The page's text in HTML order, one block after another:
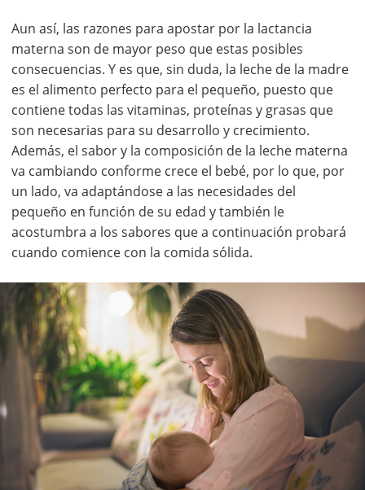
Aun así, las razones para apostar por la lactancia
materna son de mayor peso que estas posibles
consecuencias. Y es que, sin duda, la leche de la madre
es el alimento perfecto para el pequeño, puesto que
contiene todas las vitaminas, proteínas y grasas que
son necesarias para su desarrollo y crecimiento.
Además, el sabor y la composición de la leche materna
va cambiando conforme crece el bebé, por lo que, por
un lado, va adaptándose a las necesidades del
pequeño en función de su edad y también le
acostumbra a los sabores que a continuación probará
cuando comience con la comida sólida.